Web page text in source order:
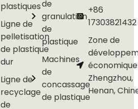
plastiques
Ligne de
pelletisation
de plastique
dur
Ligne de
recyclage
de
de
granulation
de
plastique
Machines
de
concassage
de plastique
+86
17303821432
Zone de
Zhengzhou,
Henan,